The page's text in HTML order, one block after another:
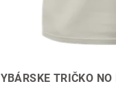
TRIČKO